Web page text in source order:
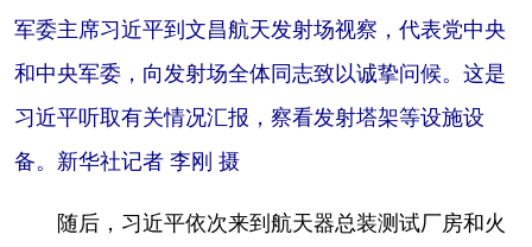
军委主席习近平到文昌航天发射场视察，代表党中央
和中央军委，向发射场全体同志致以诚挚问候。这是
习近平听取有关情况汇报，察看发射塔架等设施设
备。新华社记者 李刚 摄
随后，习近平依次来到航天器总装测试厂房和火